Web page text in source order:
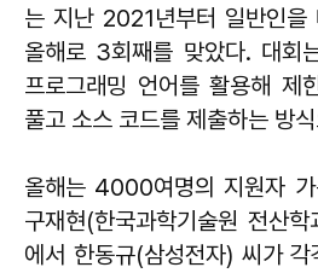
는 지난 2021년부터 일반인을
올해로 3회째를 맞았다. 대회
프로그래밍 언어를 활용해 제
풀고 소스 코드를 제출하는 방
올해는 4000여명의 지원자 가
구재현(한국과학기술원 전산
에서 한동규(삼성전자) 씨가